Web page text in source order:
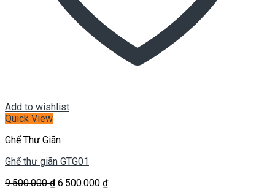
Add to wishlist
Quick View
Ghế Thư Giãn
Ghế thư giãn GTG01
9.500.000₫ Giá
6.500.000 ₫Giá